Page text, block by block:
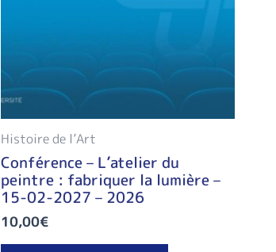
Histoire de l’Art
Conférence – L’atelier du
peintre : fabriquer la lumière –
15-02-2027 – 2026
10,00€